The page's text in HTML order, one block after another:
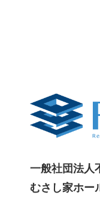
一般社団法人
むさし家ホー